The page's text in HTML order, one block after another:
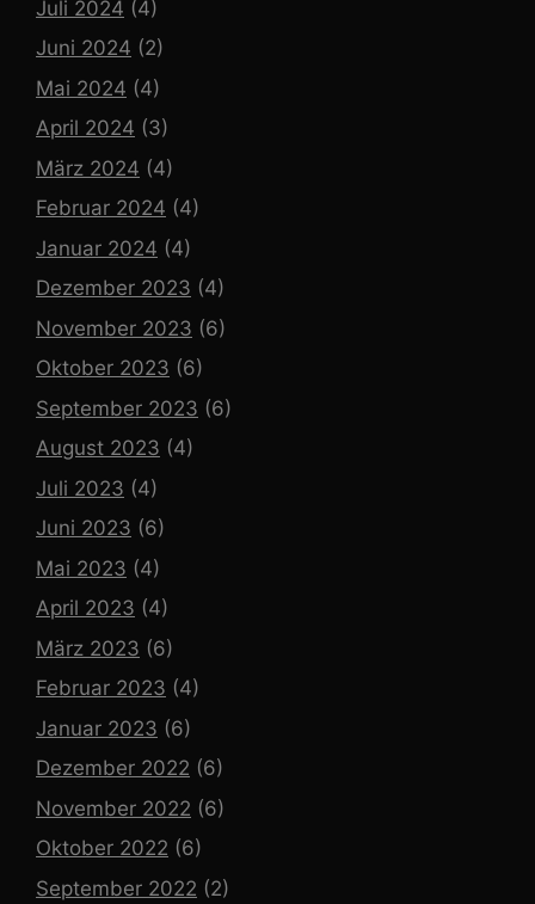
Juli 2024 (4)
Juni 2024 (2)
Mai 2024 (4)
April 2024 (3)
März 2024 (4)
Februar 2024 (4)
Januar 2024 (4)
Dezember 2023 (4)
November 2023 (6)
Oktober 2023 (6)
September 2023 (6)
August 2023 (4)
Juli 2023 (4)
Juni 2023 (6)
Mai 2023 (4)
April 2023 (4)
März 2023 (6)
Februar 2023 (4)
Januar 2023 (6)
Dezember 2022 (6)
November 2022 (6)
Oktober 2022 (6)
September 2022 (2)